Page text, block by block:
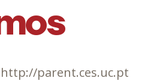
http://parent.ces.uc.pt